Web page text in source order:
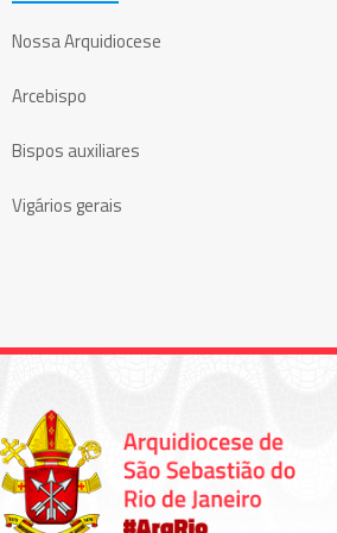
Nossa Arquidiocese
Arcebispo
Bispos auxiliares
Vigários gerais